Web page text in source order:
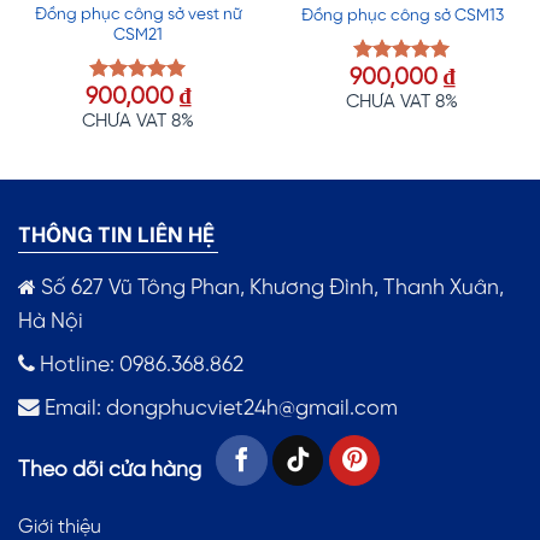
Đồng phục công sở vest nữ
CSM21
Được xếp
hạng5.00
900,000 ₫
CHƯA VAT 8%
Đồng phục công sở CSM13
Được xếp
hạng5.00
900,000 ₫
CHƯA VAT 8%
THÔNG TIN LIÊN HỆ
Số 627 Vũ Tông Phan, Khương Đình, Thanh Xuân,
Hà Nội
Hotline: 0986.368.862
Email: dongphucviet24h@gmail.com
Theo dõi cửa hàng
Giới thiệu